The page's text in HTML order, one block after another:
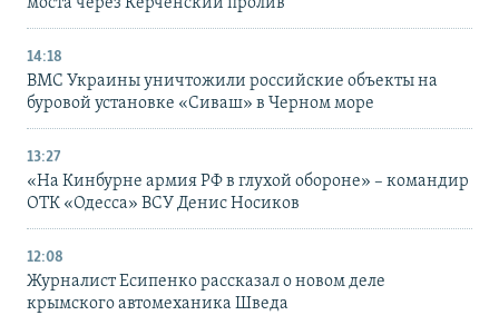
моста через Керченский пролив
14:18
ВМС Украины уничтожили российские объекты на
буровой установке «Сиваш» в Черном море
13:27
«На Кинбурне армия РФ в глухой обороне» – командир
ОТК «Одесса» ВСУ Денис Носиков
12:08
Журналист Есипенко рассказал о новом деле
крымского автомеханика Шведа